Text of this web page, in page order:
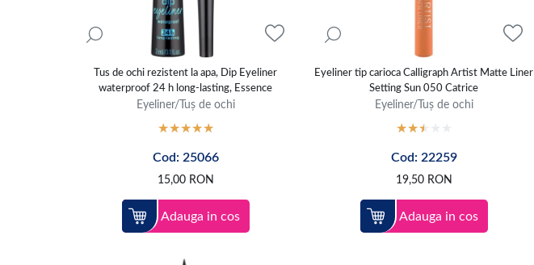
Tus de ochi rezistent la apa, Dip Eyeliner
waterproof 24 h long-lasting, Essence
Eyeliner/Tuș de ochi
Cod: 25066
15,00 RON
Adauga in cos
Eyeliner tip carioca Calligraph Artist Matte Liner
Setting Sun 050 Catrice
Eyeliner/Tuș de ochi
Cod: 22259
19,50 RON
Adauga in cos